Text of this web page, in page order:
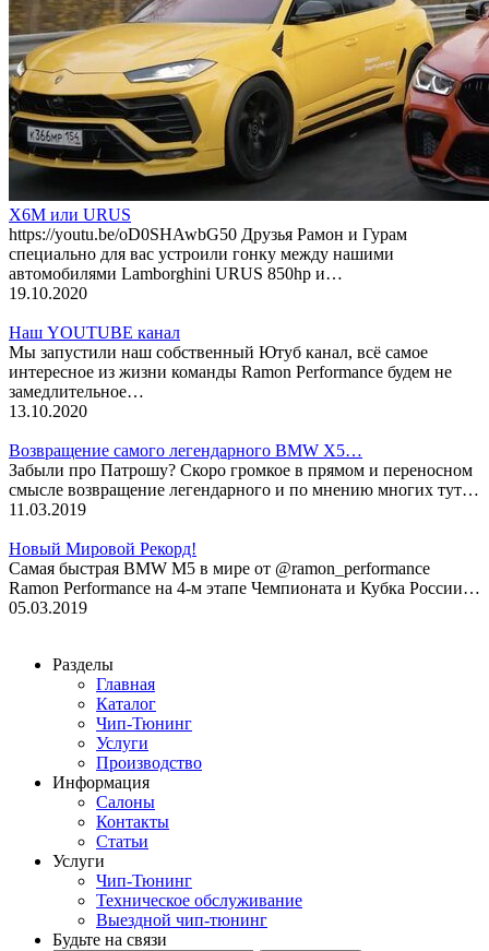
X6M или URUS
https://youtu.be/oD0SHAwbG50 Друзья Рамон и Гурам
специально для вас устроили гонку между нашими
автомобилями Lamborghini URUS 850hp и…
19.10.2020
Наш YOUTUBE канал
Мы запустили наш собственный Ютуб канал, всё самое
интересное из жизни команды Ramon Performance будем не
замедлительное…
13.10.2020
Возвращение самого легендарного BMW X5…
Забыли про Патрошу? Скоро громкое в прямом и переносном
смысле возвращение легендарного и по мнению многих тут…
11.03.2019
Новый Мировой Рекорд!
Cамая быстрая BMW M5 в мире от @ramon_performance
Ramon Performance на 4-м этапе Чемпионата и Кубка России…
05.03.2019
Разделы
Главная
Каталог
Чип-Тюнинг
Услуги
Производство
Информация
Салоны
Контакты
Статьи
Услуги
Чип-Тюнинг
Техническое обслуживание
Выездной чип-тюнинг
Будьте на связи